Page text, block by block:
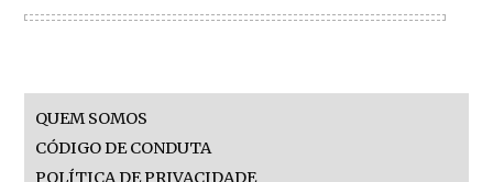
QUEM SOMOS
CÓDIGO DE CONDUTA
POLÍTICA DE PRIVACIDADE